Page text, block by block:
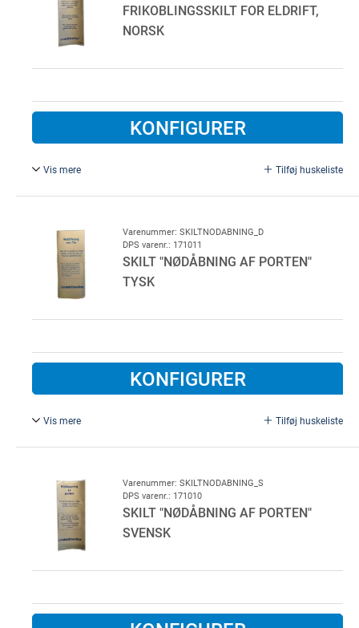
FRIKOBLINGSSKILT FOR ELDRIFT,
NORSK
KONFIGURER
Vis mere Tilføj huskeliste
Varenummer: SKILTNODABNING_D
DPS varenr.: 171011
SKILT "NØDÅBNING AF PORTEN"
TYSK
KONFIGURER
Vis mere Tilføj huskeliste
Varenummer: SKILTNODABNING_S
DPS varenr.: 171010
SKILT "NØDÅBNING AF PORTEN"
SVENSK